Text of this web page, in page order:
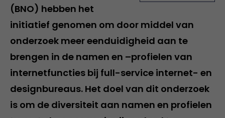
(BNO) hebben het
initiatief genomen om door middel van
onderzoek meer eenduidigheid aan te
brengen in de namen en –profielen van
internetfuncties bij full-service internet- en
designbureaus. Het doel van dit onderzoek
is om de diversiteit aan namen en profielen